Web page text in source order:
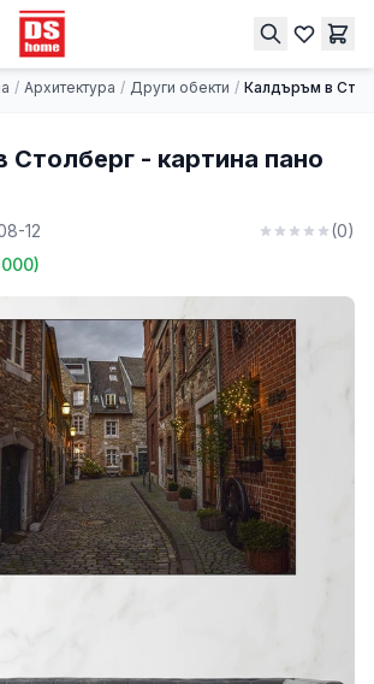
/ Архитектура / Други обекти / Калдъръм в
- картина пано
12 (0)
)
Купи